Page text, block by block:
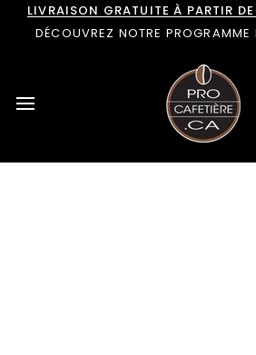
Passer
contenu
LIVRAISON GRATUITE À PARTIR
DÉCOUVREZ NOTRE PROGRAMME